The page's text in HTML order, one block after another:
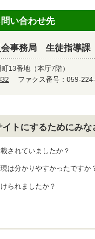
い合わせ先
事務局 生徒指導課
13番地（本庁7階）
ファクス番号：059-
トにするためにみ
されていましたか？
は分かりやすかったですか
られましたか？